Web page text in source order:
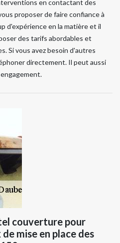
en contactant des
proposer de faire confiance à
d'expérience en la matière et il
des tarifs abordables et
Si vous avez besoin d'autres
directement. Il peut aussi
couverture pour
mise en place des